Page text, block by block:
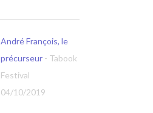
André François, le
précurseur - Tabook
Festival
04/10/2019